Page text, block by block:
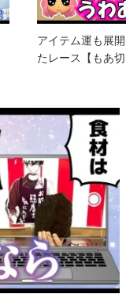
アイテム運も展
たレース【もあ